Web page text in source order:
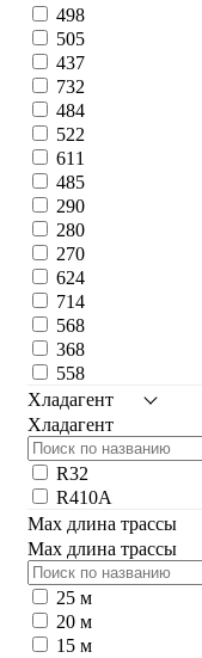
498
505
437
732
484
522
611
485
290
280
270
624
714
568
368
558
Хладагент
Хладагент
R32
R410A
Max длина трассы
Max длина трассы
25 м
20 м
15 м